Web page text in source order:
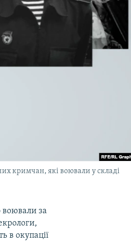
кримчан, які воювали у складі
за
в окупації